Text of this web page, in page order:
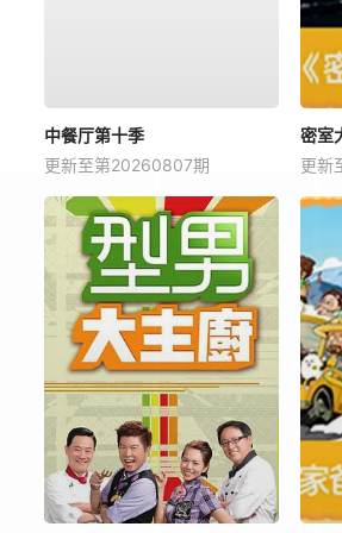
中餐厅第十季
更新至第20260807期
密室
更新